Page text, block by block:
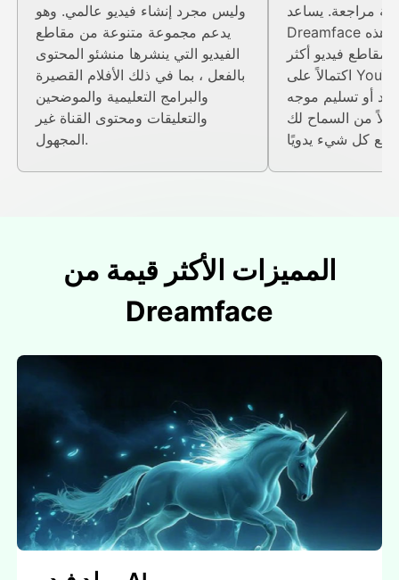
وليس مجرد إنشاء فيديو عالمي. وهو
يدعم مجموعة متنوعة من مقاطع
الفيديو التي ينشرها منشئو المحتوى
بالفعل ، بما في ذلك الأفلام القصيرة
والبرامج التعليمية والموضحين
والتعليقات ومحتوى القناة غير
المجهول.
مراجعة. يساعد
Dreamface في تحويل هذه
مقاطع فيديو أكثر
اكتمالاً على YouTube مع صور
أو تسليم موجه
من السماح لك
المميزات الأكثر قيمة من
Dreamface